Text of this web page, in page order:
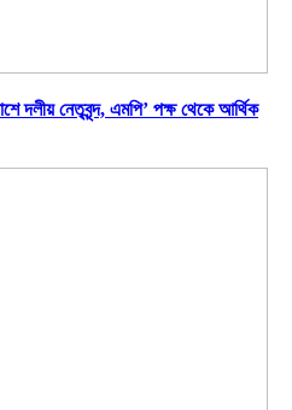
দলীয় নেতৃবৃন্দ, এমপি’ পক্ষ থেকে আর্থিক